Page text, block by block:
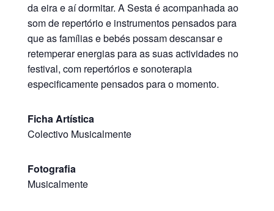
da eira e aí dormitar. A Sesta é acompanhada ao
som de repertório e instrumentos pensados para
que as famílias e bebés possam descansar e
retemperar energias para as suas actividades no
festival, com repertórios e sonoterapia
especificamente pensados para o momento.
Ficha Artística
Colectivo Musicalmente
Fotografia
Musicalmente